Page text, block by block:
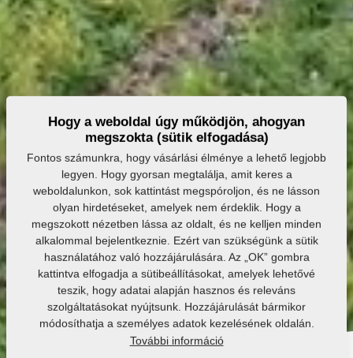
Hogy a weboldal úgy működjön, ahogyan
megszokta (sütik elfogadása)
Fontos számunkra, hogy vásárlási élménye a lehető legjobb
legyen. Hogy gyorsan megtalálja, amit keres a
weboldalunkon, sok kattintást megspóroljon, és ne lásson
olyan hirdetéseket, amelyek nem érdeklik. Hogy a
megszokott nézetben lássa az oldalt, és ne kelljen minden
alkalommal bejelentkeznie. Ezért van szükségünk a sütik
használatához való hozzájárulására. Az „OK” gombra
kattintva elfogadja a sütibeállításokat, amelyek lehetővé
teszik, hogy adatai alapján hasznos és releváns
szolgáltatásokat nyújtsunk. Hozzájárulását bármikor
módosíthatja a személyes adatok kezelésének oldalán.
További információ